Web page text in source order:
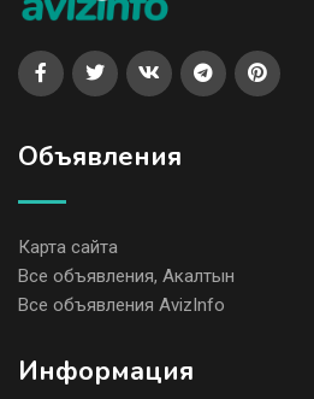
Объявления
Карта сайта
Все объявления, Акалтын
Все объявления AvizInfo
Информация